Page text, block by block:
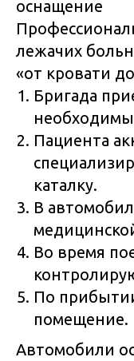
оснащение
лежачих
«от кровати
Бригада
Пациента
каталку.
В
Во время
По
помещение.
Автомобили